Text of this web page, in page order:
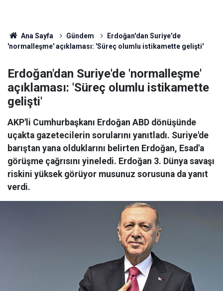
Ana Sayfa Gündem
Erdoğan'dan Suriye'de
'normalleşme' açıklaması: 'Süreç olumlu istikamette gelişti'
Erdoğan'dan Suriye'de 'normalleşme'
açıklaması: 'Süreç olumlu istikamette
gelişti'
AKP'li Cumhurbaşkanı Erdoğan ABD dönüşünde
uçakta gazetecilerin sorularını yanıtladı. Suriye'de
barıştan yana olduklarını belirten Erdoğan, Esad'a
görüşme çağrısını yineledi. Erdoğan 3. Dünya savaşı
riskini yüksek görüyor musunuz sorusuna da yanıt
verdi.